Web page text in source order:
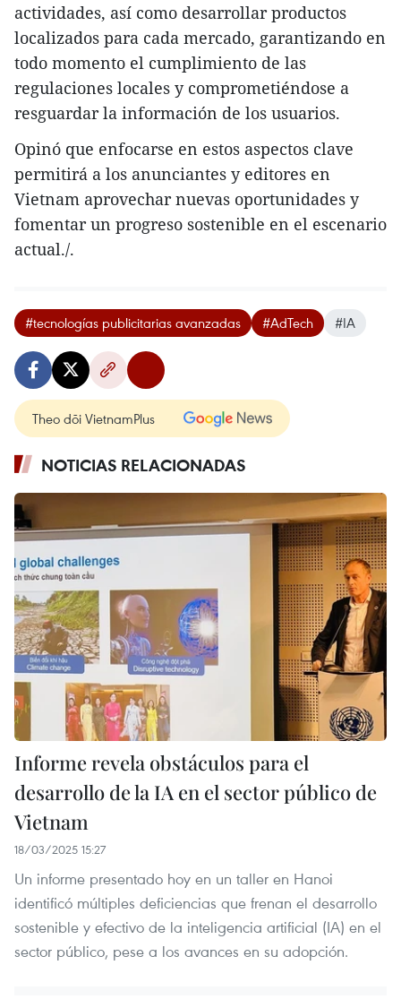
actividades, así como desarrollar productos
localizados para cada mercado, garantizando en
todo momento el cumplimiento de las
regulaciones locales y comprometiéndose a
resguardar la información de los usuarios.
Opinó que enfocarse en estos aspectos clave
permitirá a los anunciantes y editores en
Vietnam aprovechar nuevas oportunidades y
fomentar un progreso sostenible en el escenario
actual./.
#tecnologías publicitarias avanzadas #AdTech #IA
Theo dõi VietnamPlus
NOTICIAS RELACIONADAS
Informe revela obstáculos para el
desarrollo de la IA en el sector público de
Vietnam
18/03/2025 15:27
Un informe presentado hoy en un taller en Hanoi
identificó múltiples deficiencias que frenan el desarrollo
sostenible y efectivo de la inteligencia artificial (IA) en el
sector público, pese a los avances en su adopción.